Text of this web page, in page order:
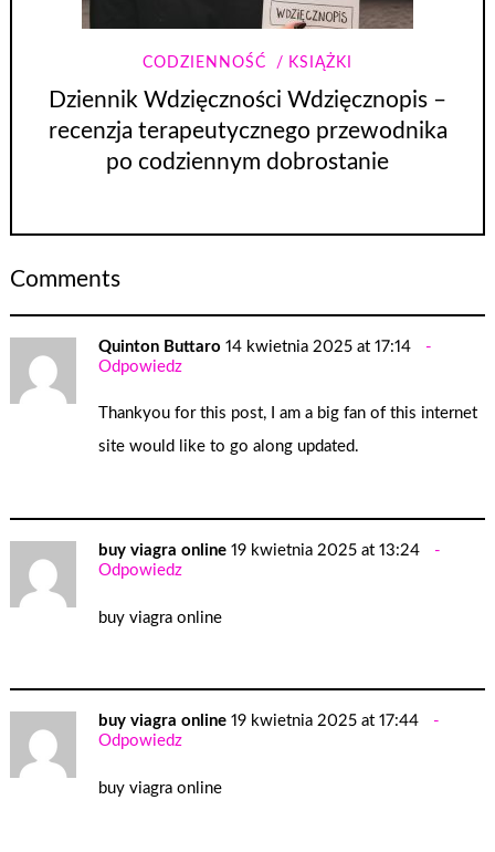
CODZIENNOŚĆ KSIĄŻKI
Dziennik Wdzięczności Wdzięcznopis –
recenzja terapeutycznego przewodnika
po codziennym dobrostanie
Comments
Quinton Buttaro 14 kwietnia 2025 at 17:14
Odpowiedz
Thankyou for this post, I am a big fan of this internet
site would like to go along updated.
buy viagra online 19 kwietnia 2025 at 13:24
Odpowiedz
buy viagra online
buy viagra online 19 kwietnia 2025 at 17:44
Odpowiedz
buy viagra online